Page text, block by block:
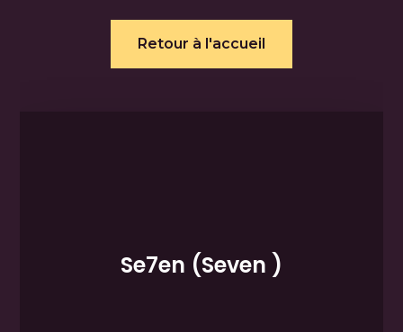
Retour à l'accueil
Se7en (Seven )